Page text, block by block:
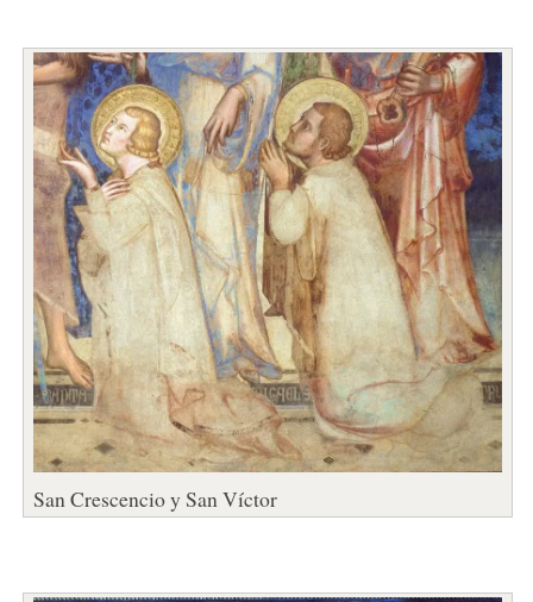
San Crescencio y San Víctor